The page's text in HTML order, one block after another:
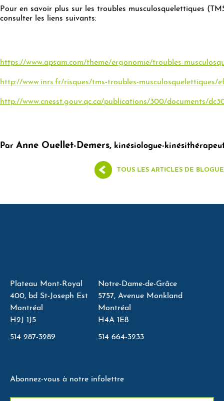
Pour en savoir plus sur les troubles musculosquelettiques
consulter les liens suivants:
https://www.apsam.com/theme/ergonomie/troubles-
http://www.inrs.fr/risques/tms-troubles-musculosquelettiques/
http://www.cnesst.gouv.qc.ca/publications/300/documents/
Par Anne Ouellet-Demers, kinésiologue-
TOUS LES ARTICLES DE BLOGUE
Plateau Mont-Royal
400, bd St-Joseph Est
Montréal
H2J 1J5
514 287-3289
Notre-Dame-de-Grâce
5757, Avenue Monkland
Montréal
H4A 1E8
514 664-3233
Abonnez-vous à notre infolettre